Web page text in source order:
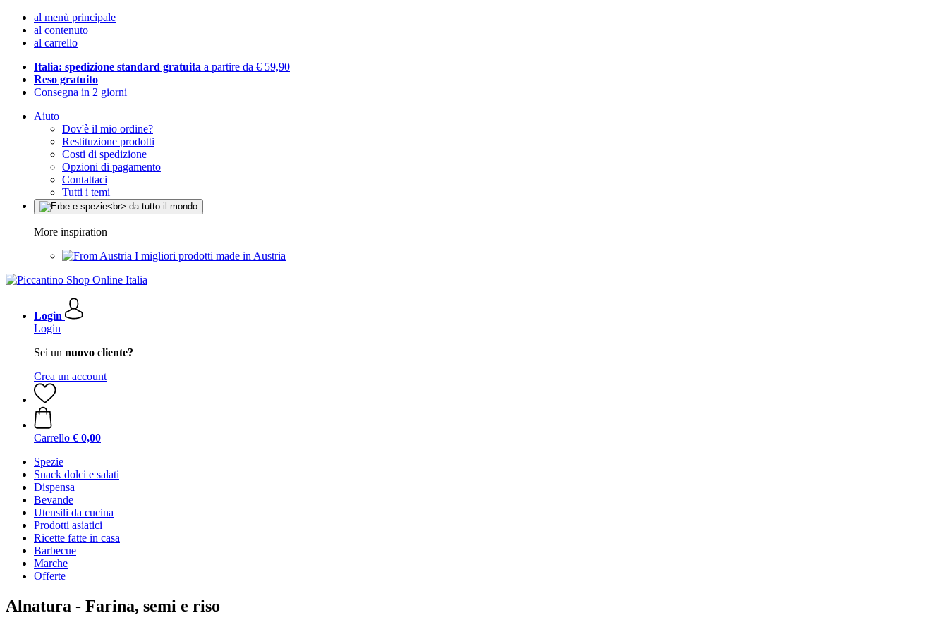
al menù principale
al contenuto
al carrello
Italia: spedizione standard gratuita a partire da € 59,90
Reso gratuito
Consegna in 2 giorni
Aiuto
Dov'è il mio ordine?
Restituzione prodotti
Costi di spedizione
Opzioni di pagamento
Contattaci
Tutti i temi
More inspiration
I migliori prodotti made in Austria
Login
Login
Sei un nuovo cliente?
Crea un account
Carrello € 0,00
Spezie
Snack dolci e salati
Dispensa
Bevande
Utensili da cucina
Prodotti asiatici
Ricette fatte in casa
Barbecue
Marche
Offerte
Alnatura - Farina, semi e riso